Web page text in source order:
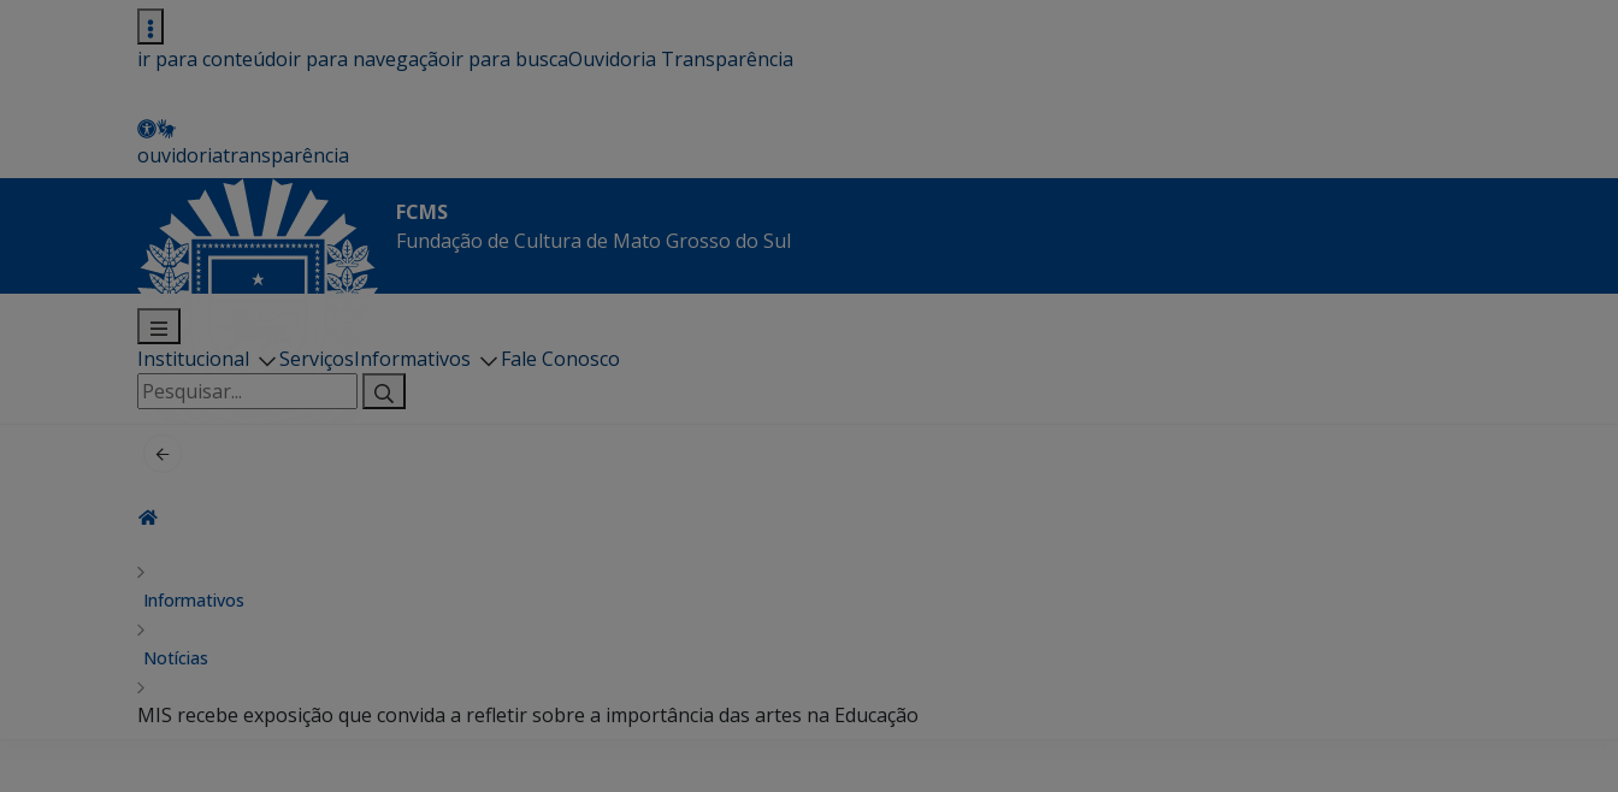
ir para conteúdoir para navegaçãoir para buscaOuvidoria Transparência
ouvidoriatransparência
FCMS
Fundação de Cultura de Mato Grosso do Sul
Institucional ServiçosInformativos
Fale Conosco
Pesquisar
por:
Informativos
Notícias
MIS recebe exposição que convida a refletir sobre a importância das artes na Educação